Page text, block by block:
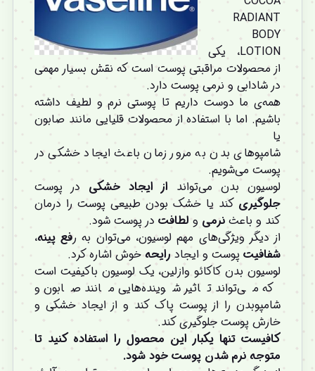
RADIANT
BODY
LOTION، یکی
از محصولات مراقبتی پوست است که نقش بسیار مهمی
در شادابی و نرمی پوست دارد.
همه‌ی ما دوست داریم تا پوستی نرم و لطیف داشته
باشیم. اما با استفاده از محصولات قلیایی مانند صابون
یا
شامپوهای بدن به مرور زمان باعث ایجاد خشکی در
پوست می‌شویم.
لوسیون بدن می‌تواند از ایجاد خشکی در پوست
جلوگیری کند یا خشک بودن طبیعی پوست را درمان
کند و باعث نرمی و لطافتدر پوست شود.
از دیگر ویژگی‌های مهم لوسیون، می‌توان به رفع پینه،
شفافیتپوست و ایجاد رایحهخوش اشاره کرد.
لوسیون بدن کاکائو وازلین، یک لوسیون باکیفیت است
که می‌تواند تاثیر شوینده‌هایی مانند صابون و
شامپوبدن را از پوست پاک کند و از ایجاد خشکی و
خارش پوست جلوگیری کند.
کافیست تنها یکبار این محصول را استفاده کنید تا
متوجه نرم شدن پوست خود شود.